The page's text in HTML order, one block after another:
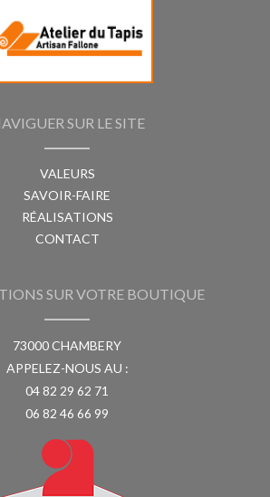
SUR LE SITE
VALEURS
SAVOIR-FAIRE
RÉALISATIONS
CONTACT
SUR VOTRE BOUTIQUE
73000 CHAMBERY
APPELEZ-NOUS AU :
04 82 29 62 71
06 82 46 66 99